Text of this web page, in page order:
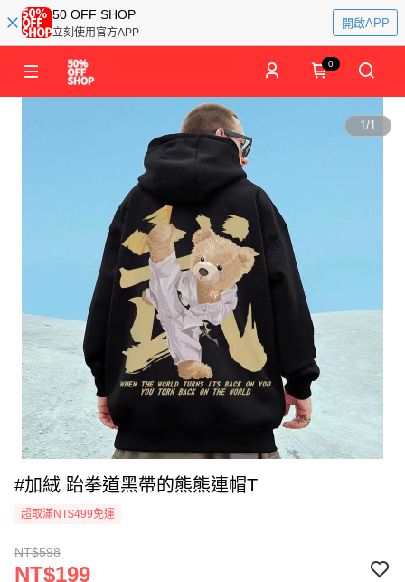
50 OFF SHOP
立刻使用官方APP
開啟APP
0
1/1
#加絨 跆拳道黑帶的熊熊連帽T
超取滿NT$499免運
NT$598
NT$199